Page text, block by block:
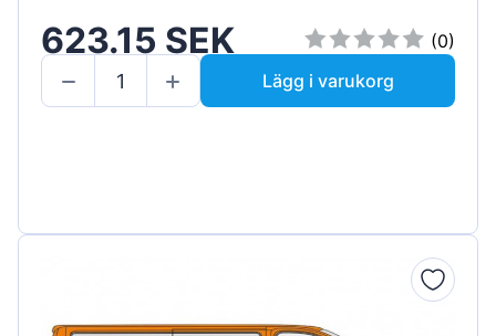
623.15 SEK
(0)
Lägg i varukorg